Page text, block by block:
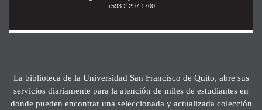
+593 2 297 1700
La biblioteca de la Universidad San Francisco de Quito, abre sus
servicios diariamente para la atención de miles de estudiantes en
donde pueden encontrar una seleccionada y actualizada colección